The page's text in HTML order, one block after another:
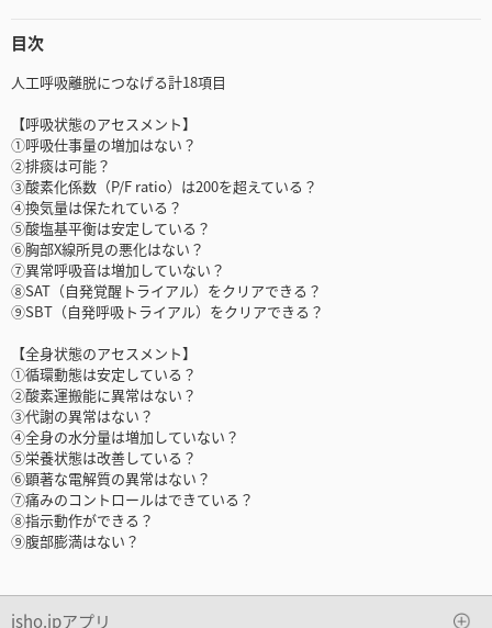
目次
人工呼吸離脱につなげる計18項目
【呼吸状態のアセスメント】
①呼吸仕事量の増加はない？
②排痰は可能？
③酸素化係数（P/F ratio）は200を超えている？
④換気量は保たれている？
⑤酸塩基平衡は安定している？
⑥胸部X線所見の悪化はない？
⑦異常呼吸音は増加していない？
⑧SAT（自発覚醒トライアル）をクリアできる？
⑨SBT（自発呼吸トライアル）をクリアできる？
【全身状態のアセスメント】
①循環動態は安定している？
②酸素運搬能に異常はない？
③代謝の異常はない？
④全身の水分量は増加していない？
⑤栄養状態は改善している？
⑥顕著な電解質の異常はない？
⑦痛みのコントロールはできている？
⑧指示動作ができる？
⑨腹部膨満はない？
isho.jpアプリ